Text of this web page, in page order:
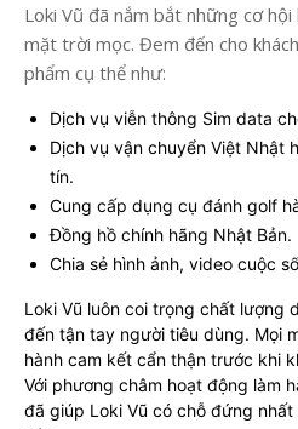
Loki Vũ đã nắm bắt những cơ
mặt trời mọc. Đem đến cho
phẩm cụ thể như:
Dịch vụ viễn thông Sim data
Dịch vụ vận chuyển Việt Nhật
tín.
Cung cấp dụng cụ đánh golf
Đồng hồ chính hãng Nhật Bản.
Chia sẻ hình ảnh, video cuộc
Loki Vũ luôn coi trọng chất lượng
đến tận tay người tiêu dùng. Mọi
hành cam kết cẩn thận trước khi
Với phương châm hoạt động làm
đã giúp Loki Vũ có chỗ đứng